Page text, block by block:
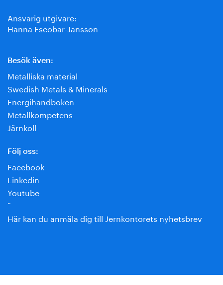
Ansvarig utgivare:
Hanna Escobar-Jansson
Besök även:
Metalliska material
Swedish Metals & Minerals
Energihandboken
Metallkompetens
Järnkoll
Följ oss:
Facebook
Linkedin
Youtube
¨
Här kan du anmäla dig till Jernkontorets nyhetsbrev